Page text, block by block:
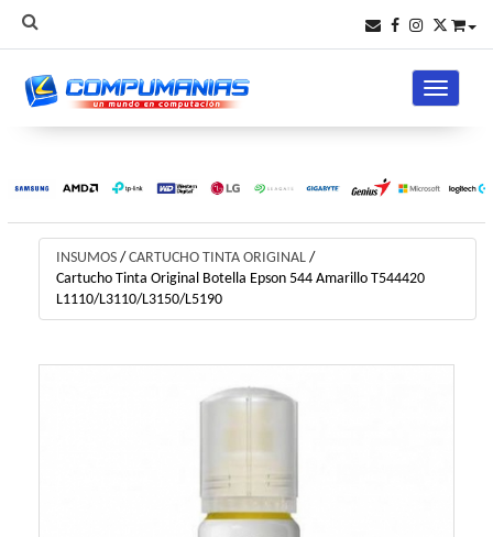
Toggle
INSUMOS / CARTUCHO TINTA ORIGINAL /
Cartucho Tinta Original Botella Epson 544 Amarillo T544420
L1110/L3110/L3150/L5190